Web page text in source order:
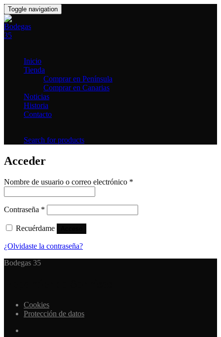
Toggle navigation
Inicio
Tienda
Comprar en Península
Comprar en Canarias
Noticias
Historia
Contacto
Search for products
Acceder
Nombre de usuario o correo electrónico *
Contraseña *
Recuérdame
¿Olvidaste la contraseña?
Bodegas 35
Cookies
Protección de datos